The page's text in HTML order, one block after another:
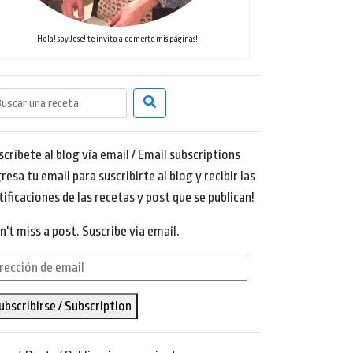
Hola! soy Jose! te invito a comerte mis páginas!
al blog vía email / Email subscriptions
tu email para suscribirte al blog y recibir las
de las recetas y post que se publican!
miss a post. Suscribe via email.
/ Subscription